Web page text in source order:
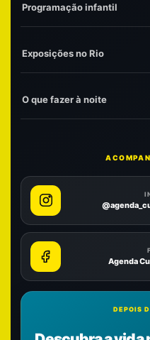
Programação infantil
Exposições no Rio
O que fazer à noite
Agenda
DEPOIS